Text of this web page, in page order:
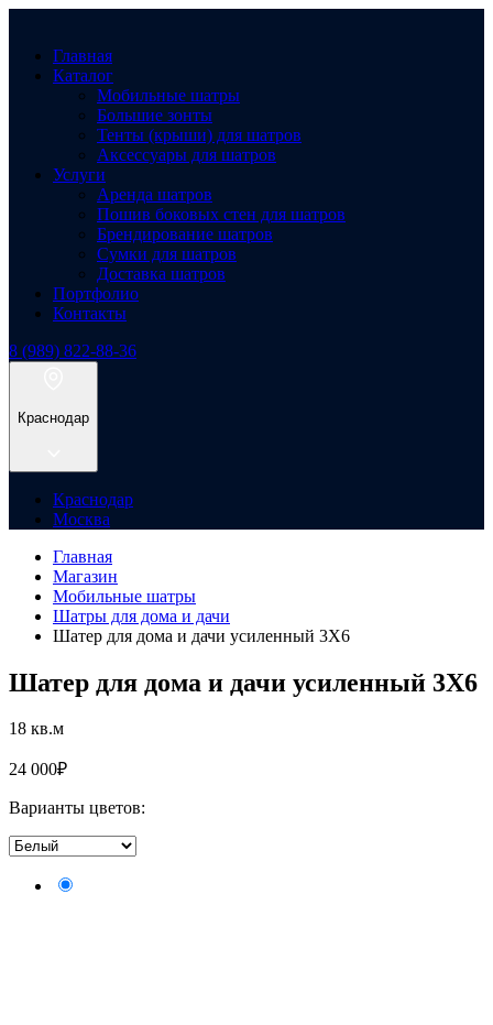
Главная
Каталог
Мобильные шатры
Большие зонты
Тенты (крыши) для шатров
Аксессуары для шатров
Услуги
Аренда шатров
Пошив боковых стен для шатров
Брендирование шатров
Сумки для шатров
Доставка шатров
Портфолио
Контакты
8 (989) 822-88-36
Краснодар
Краснодар
Москва
Главная
Магазин
Мобильные шатры
Шатры для дома и дачи
Шатер для дома и дачи усиленный 3X6
Шатер для дома и дачи усиленный 3X6
18 кв.м
24 000₽
Варианты цветов: